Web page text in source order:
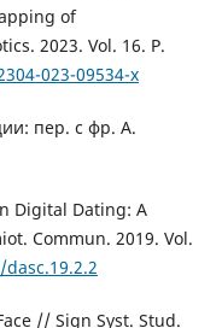
of
2023. Vol. 16. P.
023-09534-x
пер. с фр. А.
Digital Dating: A
Commun. 2019. Vol.
// Sign Syst. Stud.